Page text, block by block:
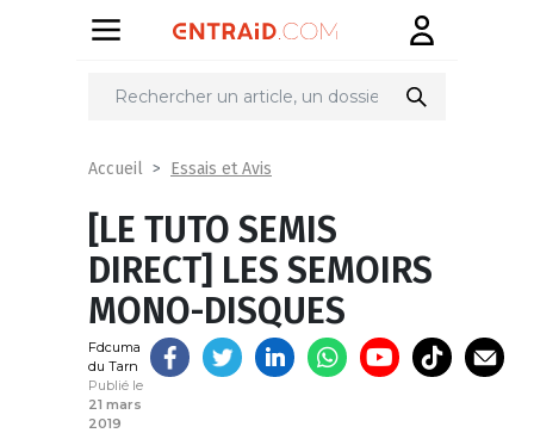
Partager
Accueil Essais et Avis
[LE TUTO SEMIS
DIRECT] LES SEMOIRS
MONO-DISQUES
Fdcuma
du Tarn
Publié le
21 mars
2019